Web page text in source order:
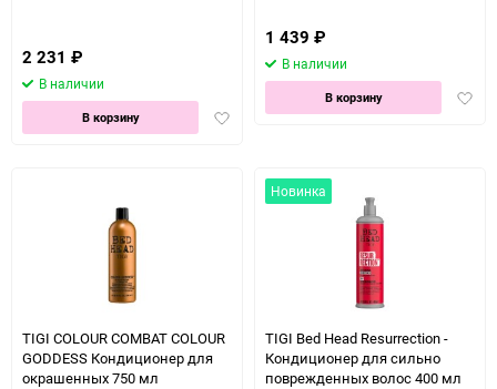
2 231 ₽
В наличии
Добавить
В корзину
1 439 ₽
В наличии
В корзину
TIGI COLOUR COMBAT COLOUR
GODDESS Кондиционер для
окрашенных 750 мл
Новинка
TIGI Bed Head Resurrection -
Кондиционер для сильно
поврежденных волос 400 мл